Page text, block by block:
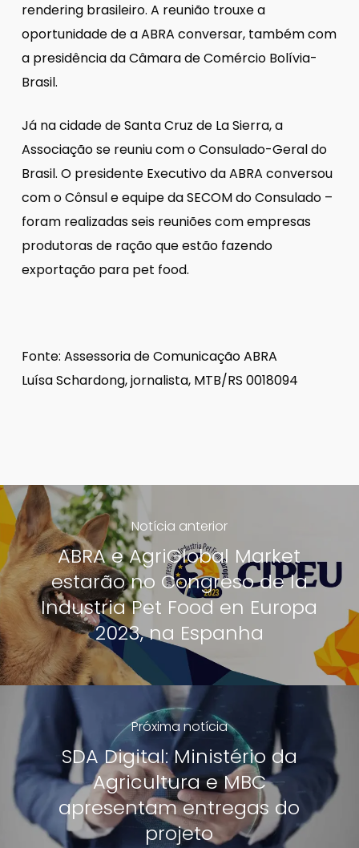
rendering brasileiro. A reunião trouxe a
oportunidade de a ABRA conversar, também com
a presidência da Câmara de Comércio Bolívia-
Brasil.
Já na cidade de Santa Cruz de La Sierra, a
Associação se reuniu com o Consulado-Geral do
Brasil. O presidente Executivo da ABRA conversou
com o Cônsul e equipe da SECOM do Consulado –
foram realizadas seis reuniões com empresas
produtoras de ração que estão fazendo
exportação para pet food.
Fonte: Assessoria de Comunicação ABRA
Luísa Schardong, jornalista, MTB/RS 0018094
Notícia anterior
ABRA e AgriGlobal Market
estarão no Congreso de la
Industria Pet Food en Europa
2023, na Espanha
Próxima notícia
SDA Digital: Ministério da
Agricultura e MBC
apresentam entregas do
projeto